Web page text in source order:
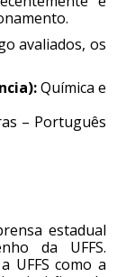
avaliados, os
Química e
– Português
estadual
da UFFS.
UFFS como a